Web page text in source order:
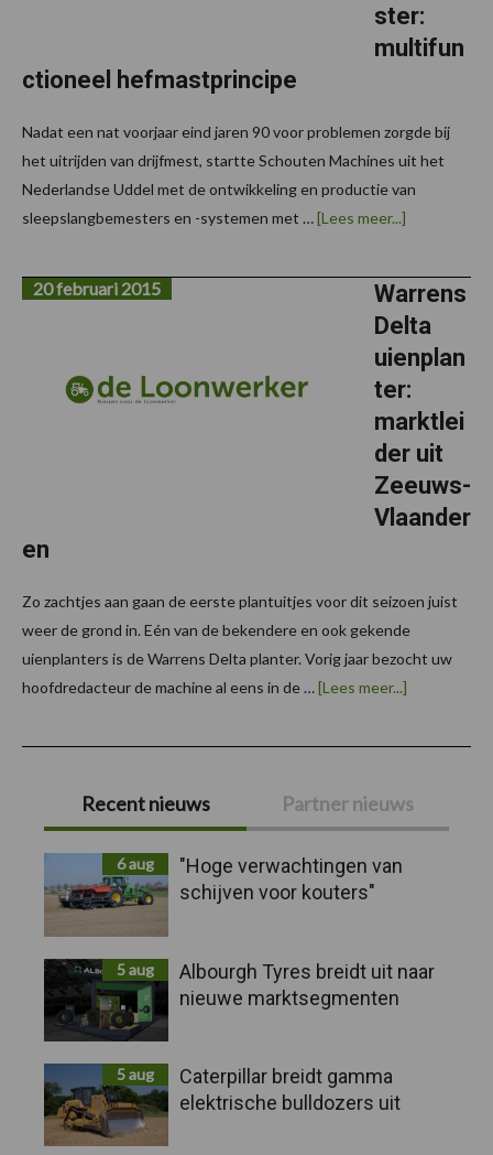
ster:
multifun
ctioneel hefmastprincipe
Nadat een nat voorjaar eind jaren 90 voor problemen zorgde bij
het uitrijden van drijfmest, startte Schouten Machines uit het
Nederlandse Uddel met de ontwikkeling en productie van
sleepslangbemesters en -systemen met …[Lees meer...]
Warrens
Delta
uienplan
ter:
marktlei
der uit
Zeeuws-
Vlaander
en
20 februari 2015
Zo zachtjes aan gaan de eerste plantuitjes voor dit seizoen juist
weer de grond in. Eén van de bekendere en ook gekende
uienplanters is de Warrens Delta planter. Vorig jaar bezocht uw
hoofdredacteur de machine al eens in de …[Lees meer...]
Primaire
Sidebar
Recent nieuws Partner nieuws
6 aug
"Hoge verwachtingen van
schijven voor kouters"
5 aug
Albourgh Tyres breidt uit naar
nieuwe marktsegmenten
5 aug
Caterpillar breidt gamma
elektrische bulldozers uit